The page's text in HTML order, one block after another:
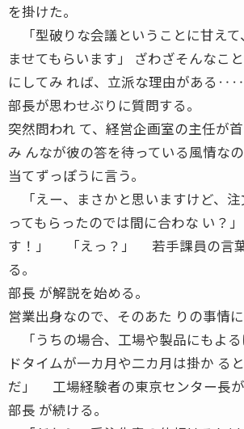
を掛けた。
「型破りな会議ということに甘え
ませてもらいます」 ざわざそんなこ
にしてみ れば、立派な理由がある
部長が思わせぶりに質問する。
突然問われ て、経営企画室の主任が首
み んなが彼の答を待っている風情な
当てずっぽうに言う。
「えー、まさかと思いますけど、
ってもらったのでは間に合わな い
す！」 「えっ？」 若手課員の言
る。
部長 が解説を始める。
営業出身なので、そのあた りの事情
「うちの場合、工場や製品にもよ
ドタイムが一カ月や二カ月は掛か る
だ」 工場経験者の東京センター長が
部長 が続ける。